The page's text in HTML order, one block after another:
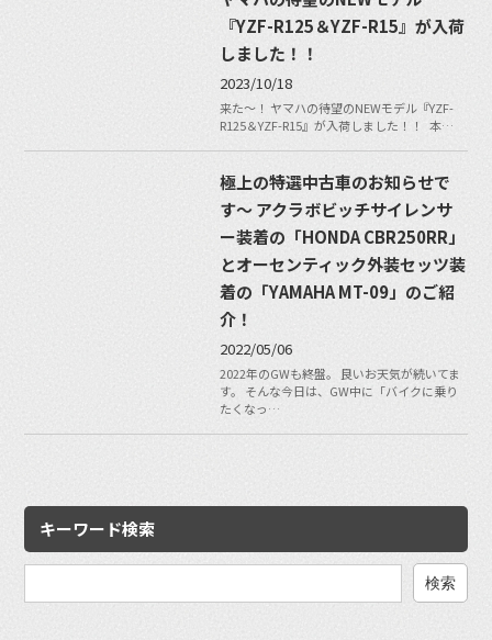
『YZF-R125＆YZF-R15』が入荷
しました！！
2023/10/18
来た～！ ヤマハの待望のNEWモデル『YZF-
R125＆YZF-R15』が入荷しました！！ 本…
極上の特選中古車のお知らせで
す〜 アクラボビッチサイレンサ
ー装着の「HONDA CBR250RR」
とオーセンティック外装セッツ装
着の「YAMAHA MT-09」のご紹
介！
2022/05/06
2022年のGWも終盤。 良いお天気が続いてま
す。 そんな今日は、GW中に「バイクに乗り
たくなっ…
キーワード検索